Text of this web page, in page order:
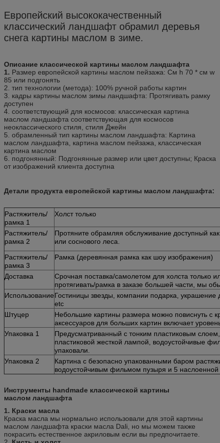
Европейский высококачественный
классический ландшафт обрамил деревья
снега картины маслом в зиме.
Описание классической картины маслом ландшафта
1. Размер европейской картины маслом пейзажа: См h 70 * см w
85 или подгонять
2. тип технологии (метода): 100% ручной работы картин
3. кадры картины маслом зимы ландшафта: Протягивать рамку
доступен
4. соответствующий для космосов: классическая картина
маслом ландшафта соответствующая для космосов
неоклассического стиля, стиля Джейн
5. обрамленный тип картины маслом ландшафта: Картина
маслом ландшафта, картина маслом пейзажа, классическая
картина маслом
6. подгонянный: Подгонянные размер или цвет доступны; Краска
от изображений клиента доступна
Детали продукта европейской картины маслом ландшафта:
Растяжитель/
рамка 1
Холст только
Растяжитель/
рамка 2
Протяните обрамляя обслуживание доступный
или соснового леса.
Растяжитель/
рамка 3
Рамка (деревянная рамка как шоу изображения)
Доставка
Срочная поставка/самолетом для холста только
протягивать/рамка в заказе большей части, мы
ИспользованиеГостиницы звезды, компании подарка,
etc
Штуцер
Небольшие картины размера можно повиснуть с
аксессуаров для больших картин включает
Упаковка 1
Предусматриванный с тонким пластиковым
пластиковой жесткой лампой, водоустойчивые
упаковали.
Упаковка 2
Картина с безопасно упакованными баром
водоустойчивым фильмом пузыря и 5
Инструменты handmade классической картины
маслом ландшафта
1. Краски масла
Краска масла мы нормально использовали для этой картины
маслом ландшафта краски масла Dali, но мы можем также
покрасить естественное акриловым если вы предпочитаете.